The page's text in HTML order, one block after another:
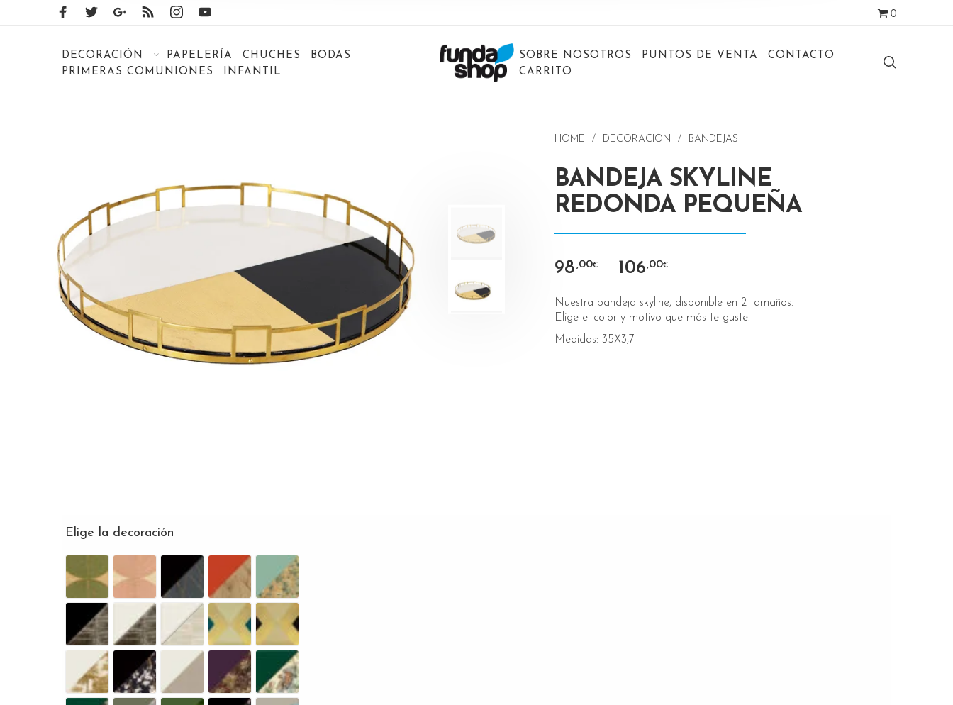
0
DECORACIÓN PAPELERÍA CHUCHES
BODAS
PRIMERAS COMUNIONES
INFANTIL
SOBRE NOSOTROS PUNTOS DE VENTA
CONTACTO
CARRITO
HOME / DECORACIÓN / BANDEJAS
BANDEJA SKYLINE
REDONDA PEQUEÑA
98 ,00€ – 106,00€
Nuestra bandeja skyline, disponible en 2 tamaños.
Elige el color y motivo que más te guste.
Medidas: 35X3,7
Elige la decoración